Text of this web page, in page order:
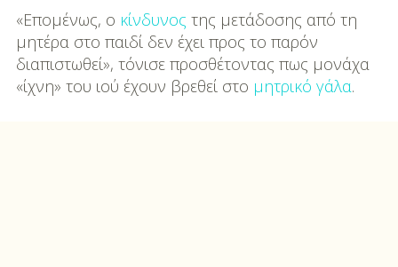
«Επομένως, ο κίνδυνος της μετάδοσης από τη
μητέρα στο παιδί δεν έχει προς το παρόν
διαπιστωθεί», τόνισε προσθέτοντας πως μονάχα
«ίχνη» του ιού έχουν βρεθεί στο μητρικό γάλα.